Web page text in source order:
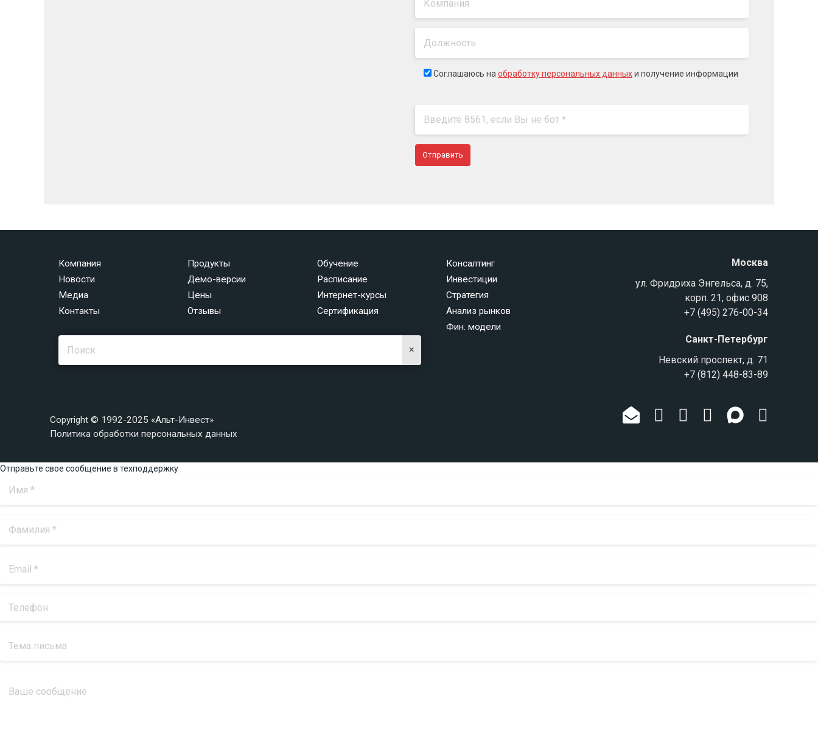
Соглашаюсь на обработку персональных данныхи получение информации
Компания
Новости
Медиа
Контакты
Продукты
Демо-версии
Цены
Отзывы
Обучение
Расписание
Интернет-курсы
Сертификация
Консалтинг
Инвестиции
Стратегия
Анализ рынков
Фин. модели
×
Москва
ул. Фридриха Энгельса, д. 75,
корп. 21, офис 908
+7 (495) 276-00-34
Санкт-Петербург
Невский проспект, д. 71
+7 (812) 448-83-89
Copyright © 1992-2025 «Альт-Инвест»
Политика обработки персональных данных
Отправьте свое сообщение в техподдержку